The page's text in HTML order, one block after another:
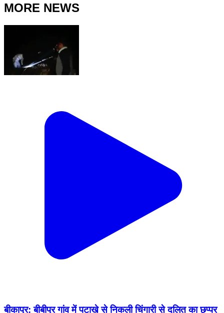
MORE NEWS
बीकापुर: बीबीपुर गांव में पटाखे से निकली चिंगारी से दलित का छप्पर